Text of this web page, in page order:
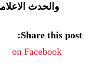
والحدث
Share this post:
on Facebook